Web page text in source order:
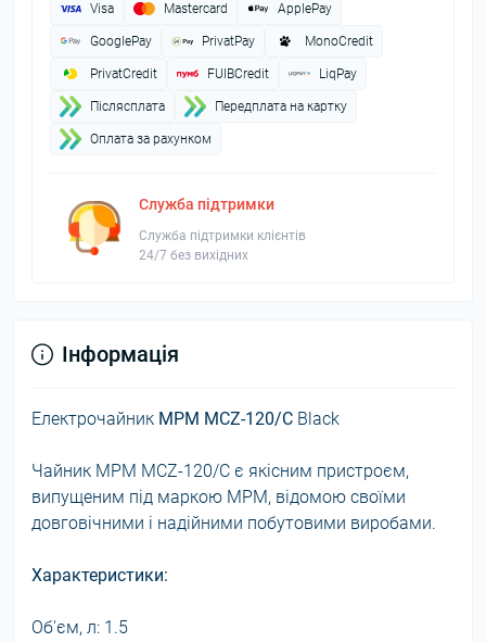
Visa Mastercard ApplePay
GooglePay PrivatPay MonoCredit
PrivatCredit FUIBCredit LiqPay
Пiслясплата Передплата на картку
Оплата за рахунком
Служба підтримки
Служба підтримки клієнтів
24/7 без вихідних
Інформація
Електрочайник MPM MCZ-120/C Black
Чайник MPM MCZ-120/C є якісним пристроєм,
випущеним під маркою MPM, відомою своїми
довговічними і надійними побутовими виробами.
Характеристики:
Об'єм, л: 1.5